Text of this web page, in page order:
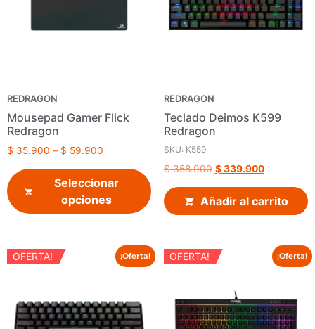
REDRAGON
Mousepad Gamer Flick
Redragon
$ 35.900 – $ 59.900
Seleccionar
opciones
REDRAGON
Teclado Deimos K599
Redragon
SKU: K559
$358.900 $339.900
Añadir al carrito
¡Oferta!
OFERTA! ¡Oferta!
OFERTA!